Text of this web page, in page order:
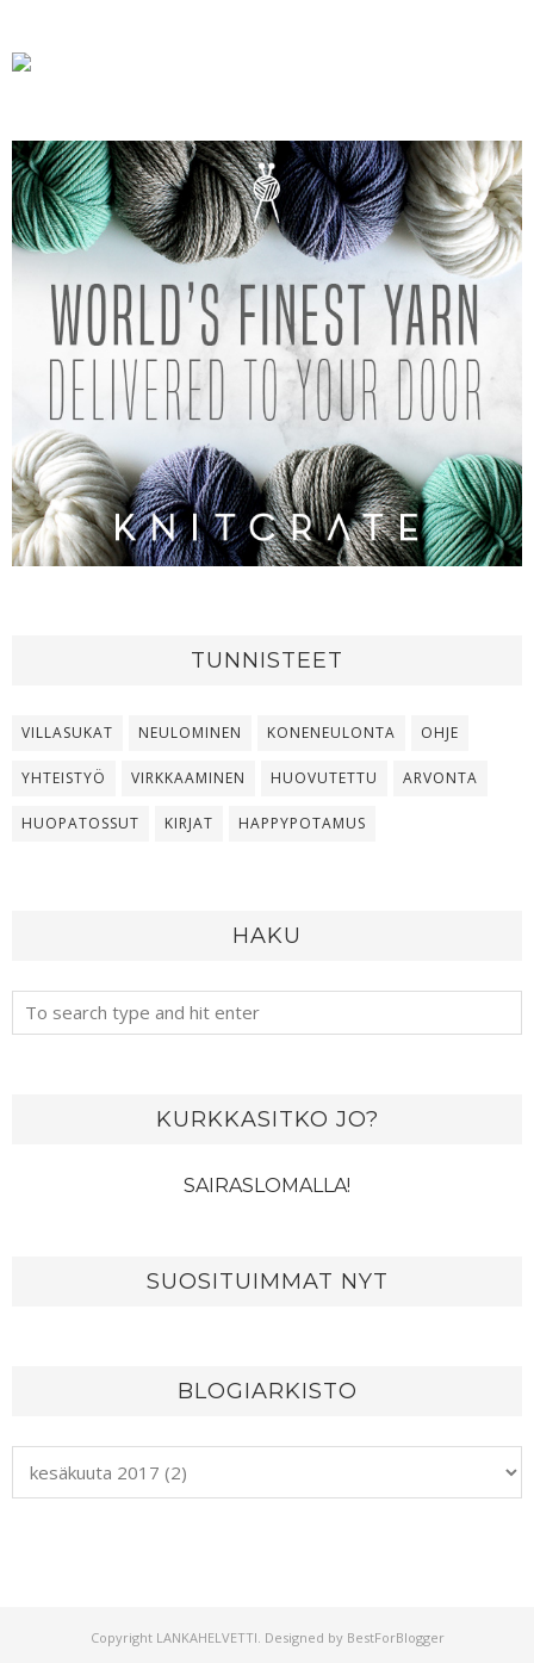
TUNNISTEET
VILLASUKAT NEULOMINEN KONENEULONTA OHJE
YHTEISTYÖ VIRKKAAMINEN HUOVUTETTU ARVONTA
HUOPATOSSUT KIRJAT HAPPYPOTAMUS
HAKU
KURKKASITKO JO?
SAIRASLOMALLA!
SUOSITUIMMAT NYT
BLOGIARKISTO
Copyright LANKAHELVETTI. Designed by BestForBlogger